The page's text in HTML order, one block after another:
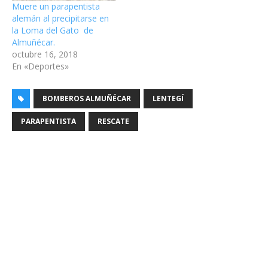
Muere un parapentista
alemán al precipitarse en
la Loma del Gato de
Almuñécar.
octubre 16, 2018
En «Deportes»
BOMBEROS ALMUÑÉCAR LENTEGÍ
PARAPENTISTA RESCATE